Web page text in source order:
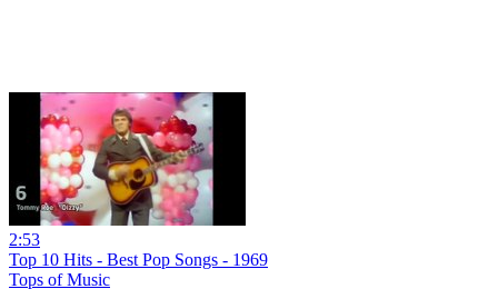
2:53
Top 10 Hits - Best Pop Songs - 1969
Tops of Music